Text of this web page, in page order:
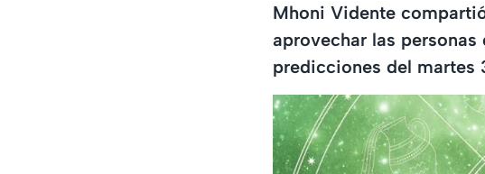
Mhoni Vidente
aprovechar las
predicciones del martes